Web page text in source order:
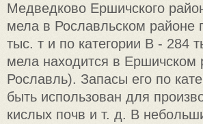
Медведково Ершичского
мела в Рославльском районе
тыс. т и по категории В - 284
мела находится в Ершичском
Рославль). Запасы его по
быть использован для
кислых почв и т. д. В